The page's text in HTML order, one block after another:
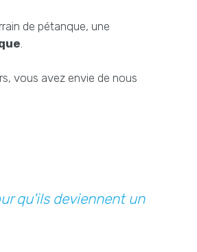
de pétanque, une
.
vous avez envie de nous
qu'ils deviennent un